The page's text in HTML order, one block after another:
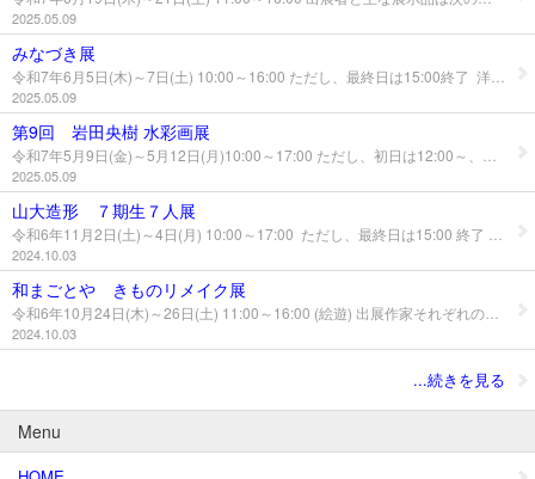
2025.05.09
みなづき展
2025.05.09
第9回 岩田央樹 水彩画展
2025.05.09
山大造形 ７期生７人展
2024.10.03
和まごとや きものリメイク展
2024.10.03
...続きを見る
Menu